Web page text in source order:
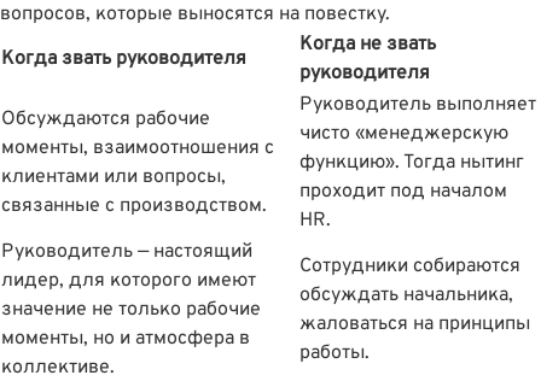
вопросов, которые выносятся на повестку.
Когда звать руководителя
Когда не звать
руководителя
Обсуждаются рабочие
моменты, взаимоотношения с
клиентами или вопросы,
связанные с производством.
Руководитель выполняет
чисто «менеджерскую
функцию». Тогда нытинг
проходит под началом
HR.
Руководитель — настоящий
лидер, для которого имеют
значение не только рабочие
моменты, но и атмосфера в
коллективе.
Сотрудники собираются
обсуждать начальника,
жаловаться на принципы
работы.